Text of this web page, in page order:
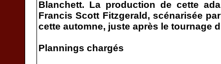
Blanchett. La production de cette
Francis Scott Fitzgerald, scénarisée
cette automne, juste après le tournage
Plannings chargés